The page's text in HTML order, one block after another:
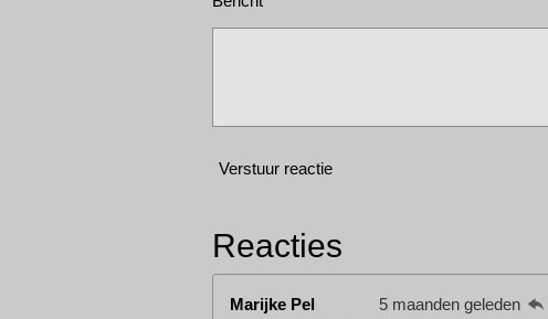
Verstuur reactie
Reacties
Marijke Pel
5 maanden geleden